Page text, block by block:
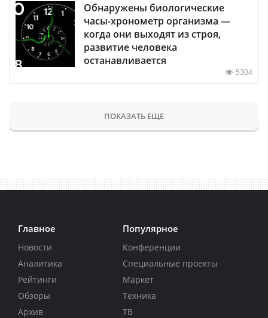
Обнаружены биологические
часы-хронометр организма —
когда они выходят из строя,
развитие человека
останавливается
5304
ПОКАЗАТЬ ЕЩЕ
Главное
Новости
Аналитика
Рейтинги
Обзоры
Архив
Популярное
Конференции
Специальные проекты
Маркет
Техника
ТВ